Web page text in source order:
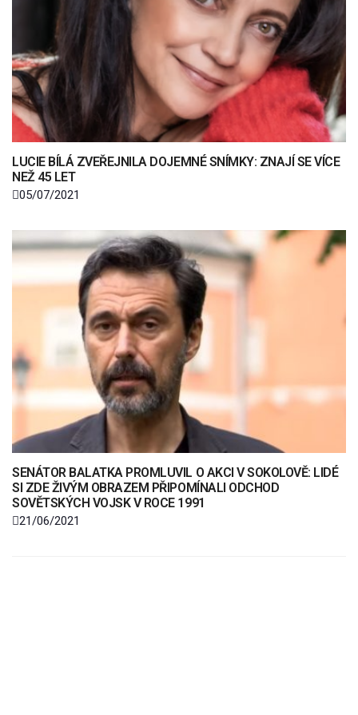
LUCIE BÍLÁ ZVEŘEJNILA DOJEMNÉ SNÍMKY: ZNAJÍ SE VÍCE
NEŽ 45 LET
05/07/2021
SENÁTOR BALATKA PROMLUVIL O AKCI V SOKOLOVĚ: LIDÉ
SI ZDE ŽIVÝM OBRAZEM PŘIPOMÍNALI ODCHOD
SOVĚTSKÝCH VOJSK V ROCE 1991
21/06/2021